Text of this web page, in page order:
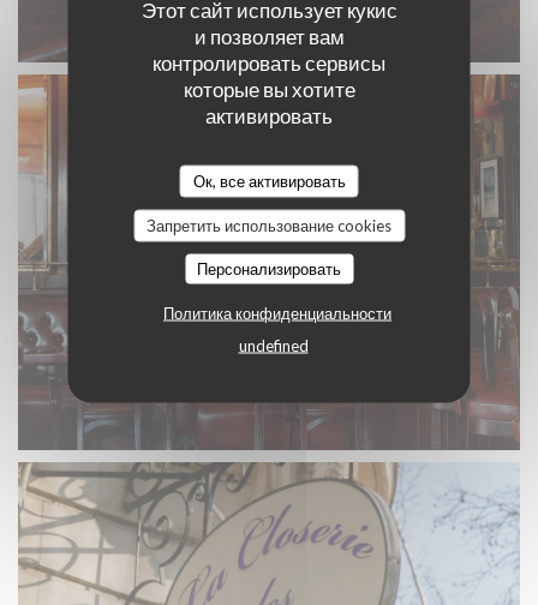
Этот сайт использует кукис
и позволяет вам
контролировать сервисы
которые вы хотите
активировать
Ок, все активировать
Запретить использование cookies
Персонализировать
Политика конфиденциальности
undefined